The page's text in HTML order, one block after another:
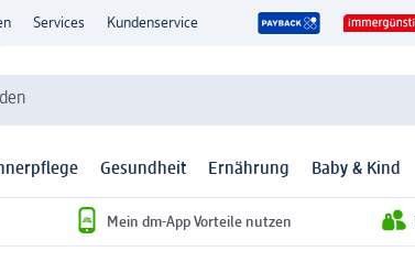
Services Kundenservice
Gesundheit Ernährung Baby & Kind
Mein dm-App Vorteile nutzen